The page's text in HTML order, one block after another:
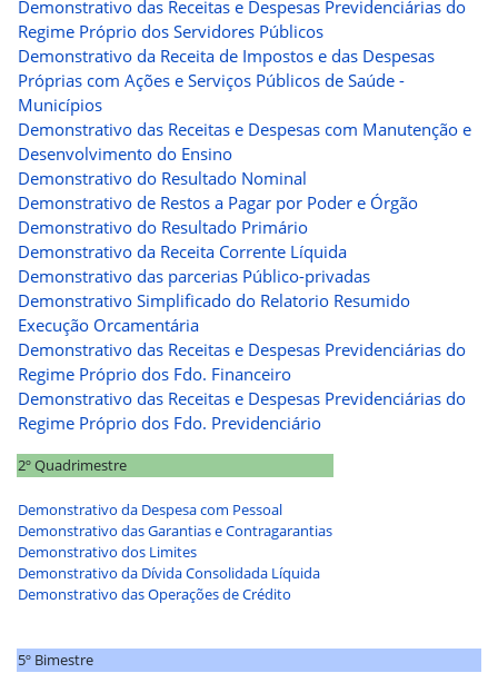
Demonstrativo das Receitas e Despesas Previdenciárias do
Regime Próprio dos Servidores Públicos
Demonstrativo da Receita de Impostos e das Despesas
Próprias com Ações e Serviços Públicos de Saúde -
Municípios
Demonstrativo das Receitas e Despesas com Manutenção e
Desenvolvimento do Ensino
Demonstrativo do Resultado Nominal
Demonstrativo de Restos a Pagar por Poder e Órgão
Demonstrativo do Resultado Primário
Demonstrativo da Receita Corrente Líquida
Demonstrativo das parcerias Público-privadas
Demonstrativo Simplificado do Relatorio Resumido
Execução Orcamentária
Demonstrativo das Receitas e Despesas Previdenciárias do
Regime Próprio dos Fdo. Financeiro
Demonstrativo das Receitas e Despesas Previdenciárias do
Regime Próprio dos Fdo. Previdenciário
2º Quadrimestre
Demonstrativo da Despesa com Pessoal
Demonstrativo das Garantias e Contragarantias
Demonstrativo dos Limites
Demonstrativo da Dívida Consolidada Líquida
Demonstrativo das Operações de Crédito
5º Bimestre